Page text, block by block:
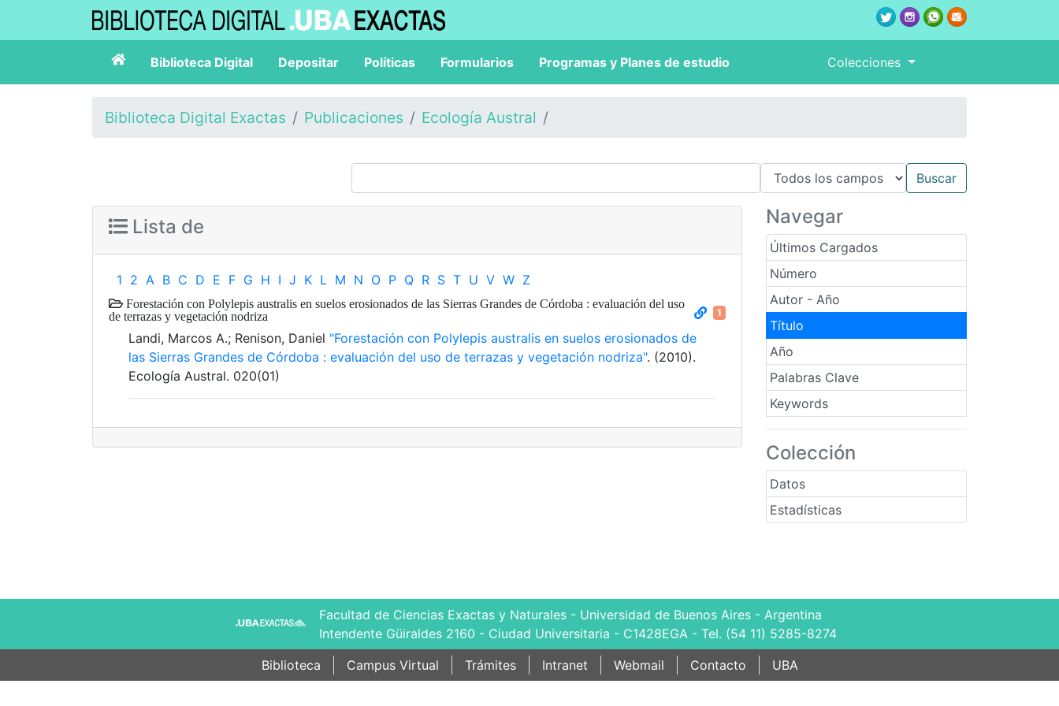
Biblioteca Digital Depositar Políticas Formularios Programas y Planes de estudio Colecciones
Biblioteca Digital Exactas Publicaciones Ecología Austral
Navegar
Últimos Cargados
Número
Autor - Año
Título
Año
Palabras Clave
Keywords
Colección
Datos
Estadísticas
Lista de
1 2 A B C D E F G H I J K L M N O P Q R S T U V W Z
Forestación con Polylepis australis en suelos erosionados de las Sierras Grandes de Córdoba : evaluación del uso
de terrazas y vegetación nodriza
1
Landi, Marcos A.; Renison, Daniel "Forestación con Polylepis australis en suelos erosionados de
las Sierras Grandes de Córdoba : evaluación del uso de terrazas y vegetación nodriza". (2010).
Ecología Austral. 020(01)
Facultad de Ciencias Exactas y Naturales - Universidad de Buenos Aires - Argentina
Intendente Güiraldes 2160 - Ciudad Universitaria - C1428EGA - Tel. (54 11) 5285-8274
Biblioteca
Campus Virtual Trámites Intranet Webmail Contacto UBA